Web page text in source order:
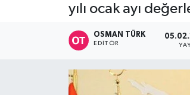
yılı ocak ayı
OSMAN TÜRK
EDITÖR